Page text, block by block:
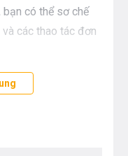
bạn có thể sơ chế
các thao tác đơn